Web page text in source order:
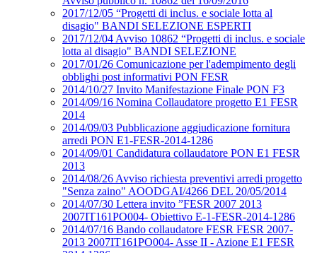
2017/12/05 “Progetti di inclus. e sociale lotta al
disagio" BANDI SELEZIONE ESPERTI
2017/12/04 Avviso 10862 “Progetti di inclus. e sociale
lotta al disagio" BANDI SELEZIONE
2017/01/26 Comunicazione per l'adempimento degli
obblighi post informativi PON FESR
2014/10/27 Invito Manifestazione Finale PON F3
2014/09/16 Nomina Collaudatore progetto E1 FESR
2014
2014/09/03 Pubblicazione aggiudicazione fornitura
arredi PON E1-FESR-2014-1286
2014/09/01 Candidatura collaudatore PON E1 FESR
2013
2014/08/26 Avviso richiesta preventivi arredi progetto
"Senza zaino" AOODGAI/4266 DEL 20/05/2014
2014/07/30 Lettera invito ”FESR 2007 2013
2007IT161PO004- Obiettivo E-1-FESR-2014-1286
2014/07/16 Bando collaudatore FESR FESR 2007-
2013 2007IT161PO004- Asse II - Azione E1 FESR